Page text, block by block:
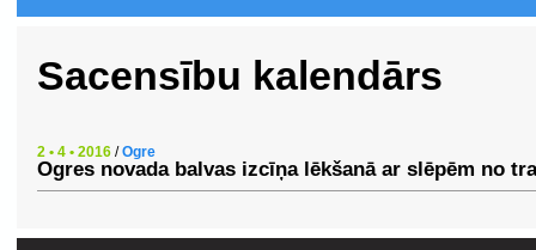
Sacensību kalendārs
2 • 4 • 2016 /Ogre
Ogres novada balvas izcīņa lēkšanā ar slēpēm no